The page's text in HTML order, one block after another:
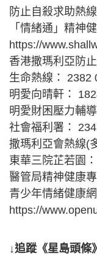
防止自殺求助熱線
「情緒通」精神
https://
香港撒瑪利亞防
生命熱線： 2382
明愛向晴軒：
明愛財困壓力輔
社會福利署：
撒瑪利亞會熱線(
東華三院芷若園
醫管局精神健康
青少年情緒健康
https://
↓追蹤《星島頭